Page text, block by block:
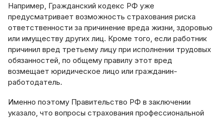
Например, Гражданский кодекс РФ уже
предусматривает возможность страхования риска
ответственности за причинение вреда жизни, здоровью
или имуществу других лиц. Кроме того, если работник
причинил вред третьему лицу при исполнении трудовых
обязанностей, по общему правилу этот вред
возмещает юридическое лицо или гражданин-
работодатель.
Именно поэтому Правительство РФ в заключении
указало, что вопросы страхования профессиональной